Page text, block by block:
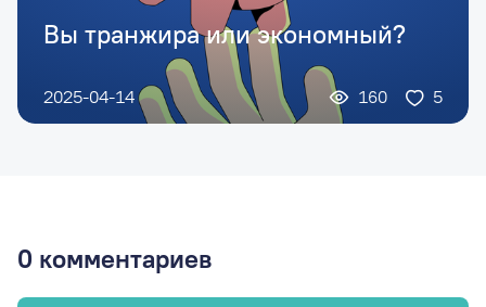
Вы транжира или экономный?
2025-04-14 160 5
0 комментариев